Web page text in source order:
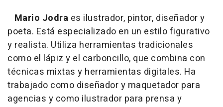
Mario Jodra es ilustrador, pintor, diseñador y
poeta. Está especializado en un estilo figurativo
y realista. Utiliza herramientas tradicionales
como el lápiz y el carboncillo, que combina con
técnicas mixtas y herramientas digitales. Ha
trabajado como diseñador y maquetador para
agencias y como ilustrador para prensa y